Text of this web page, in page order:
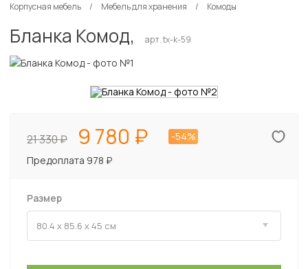
Корпусная мебель
Мебель для хранения Комоды
Бланка Комод, арт. tx-k-59
21 330 9 780
-54%
Предоплата 978 ₽
Размер